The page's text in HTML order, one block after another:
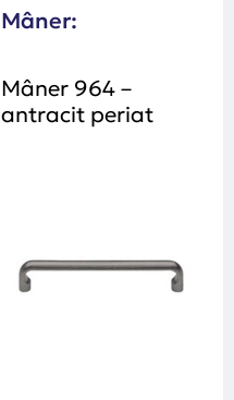
Mâner:
Mâner 964 –
antracit periat